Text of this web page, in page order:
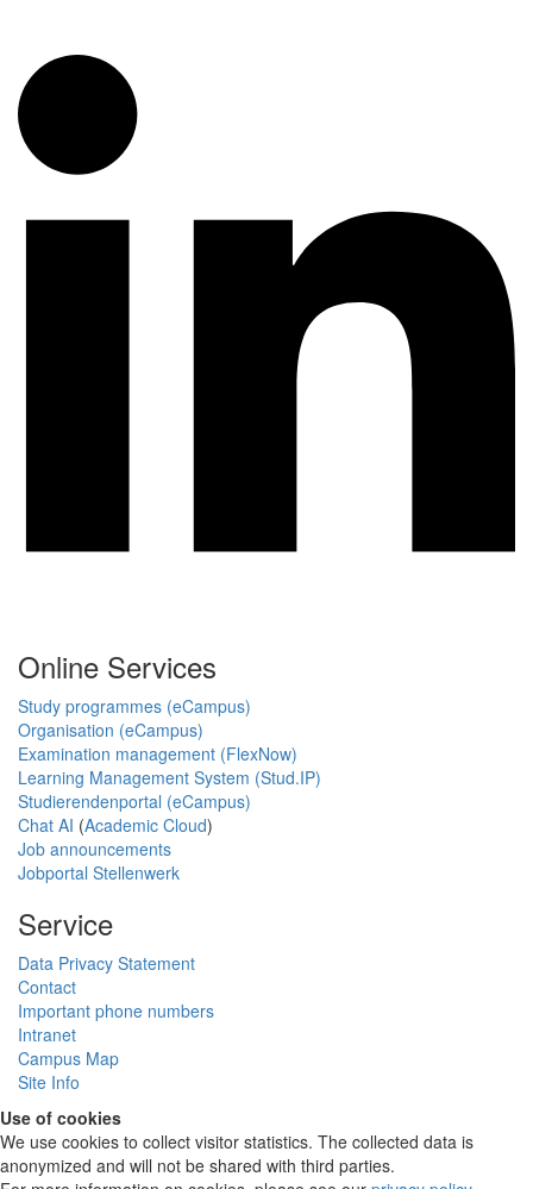
Online Services
Study programmes (eCampus)
Organisation (eCampus)
Examination management (FlexNow)
Learning Management System (Stud.IP)
Studierendenportal (eCampus)
Chat AI (Academic Cloud)
Job announcements
Jobportal Stellenwerk
Service
Data Privacy Statement
Contact
Important phone numbers
Intranet
Campus Map
Site Info
Use of cookies
We use cookies to collect visitor statistics. The collected data is
anonymized and will not be shared with third parties.